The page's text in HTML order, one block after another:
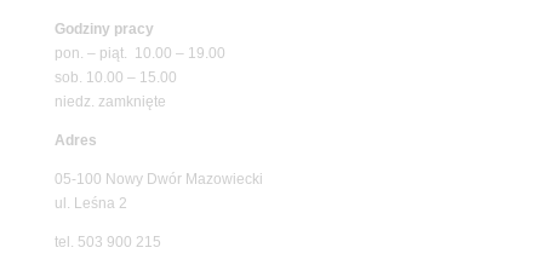
Godziny pracy
pon. – piąt. 10.00 – 19.00
sob. 10.00 – 15.00
niedz. zamknięte
Adres
05-100 Nowy Dwór Mazowiecki
ul. Leśna 2
tel. 503 900 215